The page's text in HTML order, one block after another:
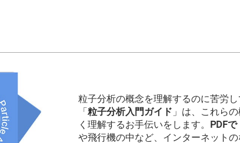
粒子分析の概念を理解するのに苦労
「粒子分析入門ガイド」は、これら
く理解するお手伝いをします。 PDFで
や飛行機の中など、インターネットの